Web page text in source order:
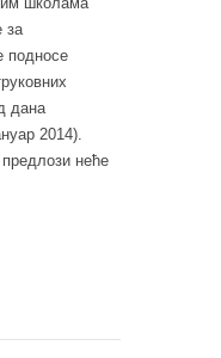
за
подносе
дана
2014).
неће